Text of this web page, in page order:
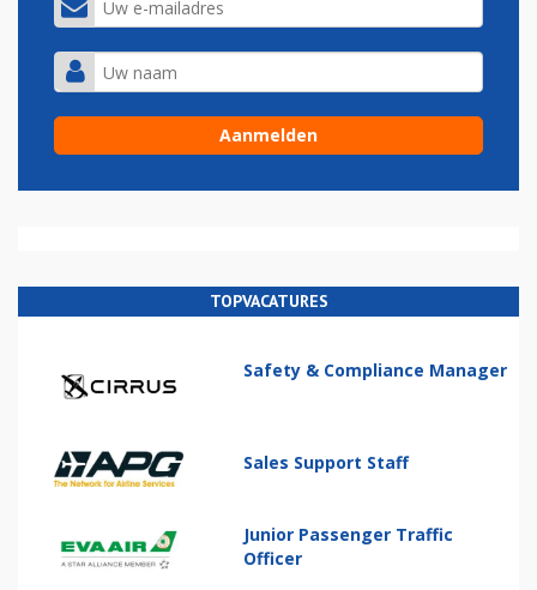
TOPVACATURES
Safety & Compliance Manager
Sales Support Staff
Junior Passenger Traffic
Officer